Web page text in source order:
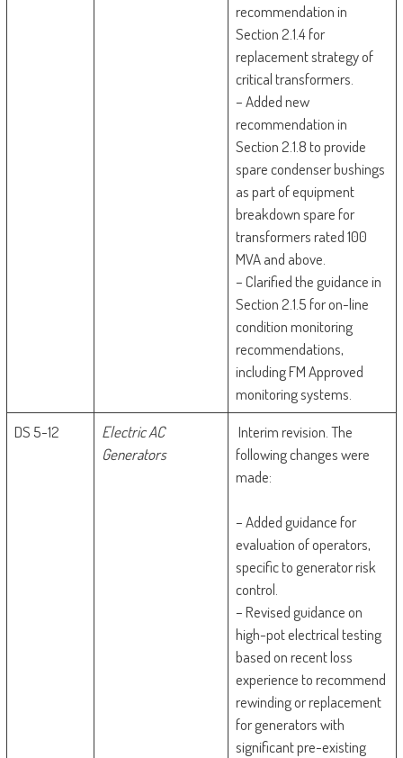
recommendation in
Section 2.1.4 for
replacement strategy of
critical transformers.
– Added new
recommendation in
Section 2.1.8 to provide
spare condenser bushings
as part of equipment
breakdown spare for
transformers rated 100
MVA and above.
– Clarified the guidance in
Section 2.1.5 for on-line
condition monitoring
recommendations,
including FM Approved
monitoring systems.
DS 5-12
Electric AC
Generators
Interim revision. The
following changes were
made:
– Added guidance for
evaluation of operators,
specific to generator risk
control.
– Revised guidance on
high-pot electrical testing
based on recent loss
experience to recommend
rewinding or replacement
for generators with
significant pre-existing